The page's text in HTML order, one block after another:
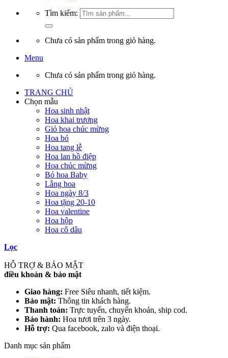
Tìm kiếm:
Chưa có sản phẩm trong giỏ hàng.
Menu
Chưa có sản phẩm trong giỏ hàng.
TRANG CHỦ
Chọn mẫu
Hoa sinh nhật
Hoa khai trương
Giỏ hoa chúc mừng
Hoa bó
Hoa tang lễ
Hoa lan hồ điệp
Hoa chúc mừng
Bó hoa Baby
Lẵng hoa
Hoa ngày 8/3
Hoa tặng 20-10
Hoa valentine
Hoa hộp
Hoa cô dâu
Lọc
HỖ TRỢ & BẢO MẬT
điều khoản & bảo mật
Giao hàng: Free Siêu nhanh, tiết kiệm.
Bảo mật: Thông tin khách hàng.
Thanh toán: Trực tuyến, chuyển khoản, ship cod.
Bảo hành: Hoa tươi trên 3 ngày.
Hỗ trợ: Qua facebook, zalo và điện thoại.
Danh mục sản phẩm